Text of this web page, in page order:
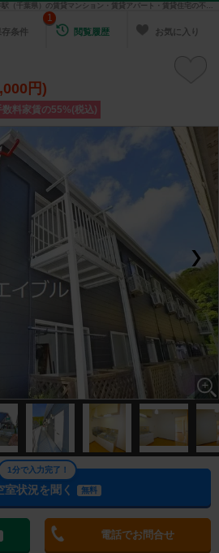
グリーンパレス（2階/36.8㎡）京成酒々井駅（千葉県）の賃貸マンション・賃貸アパート・賃貸住宅の不動産情報を検索！ 不動産賃貸の物件探しは、お部屋探しのエイブル
存条件 閲覧履歴
1
お気に入り
円)
数料家賃の55%(税込)
室状況を聞く 無料
1分で入力完了！
電話でお問合せ